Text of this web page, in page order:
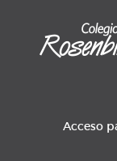
Acceso